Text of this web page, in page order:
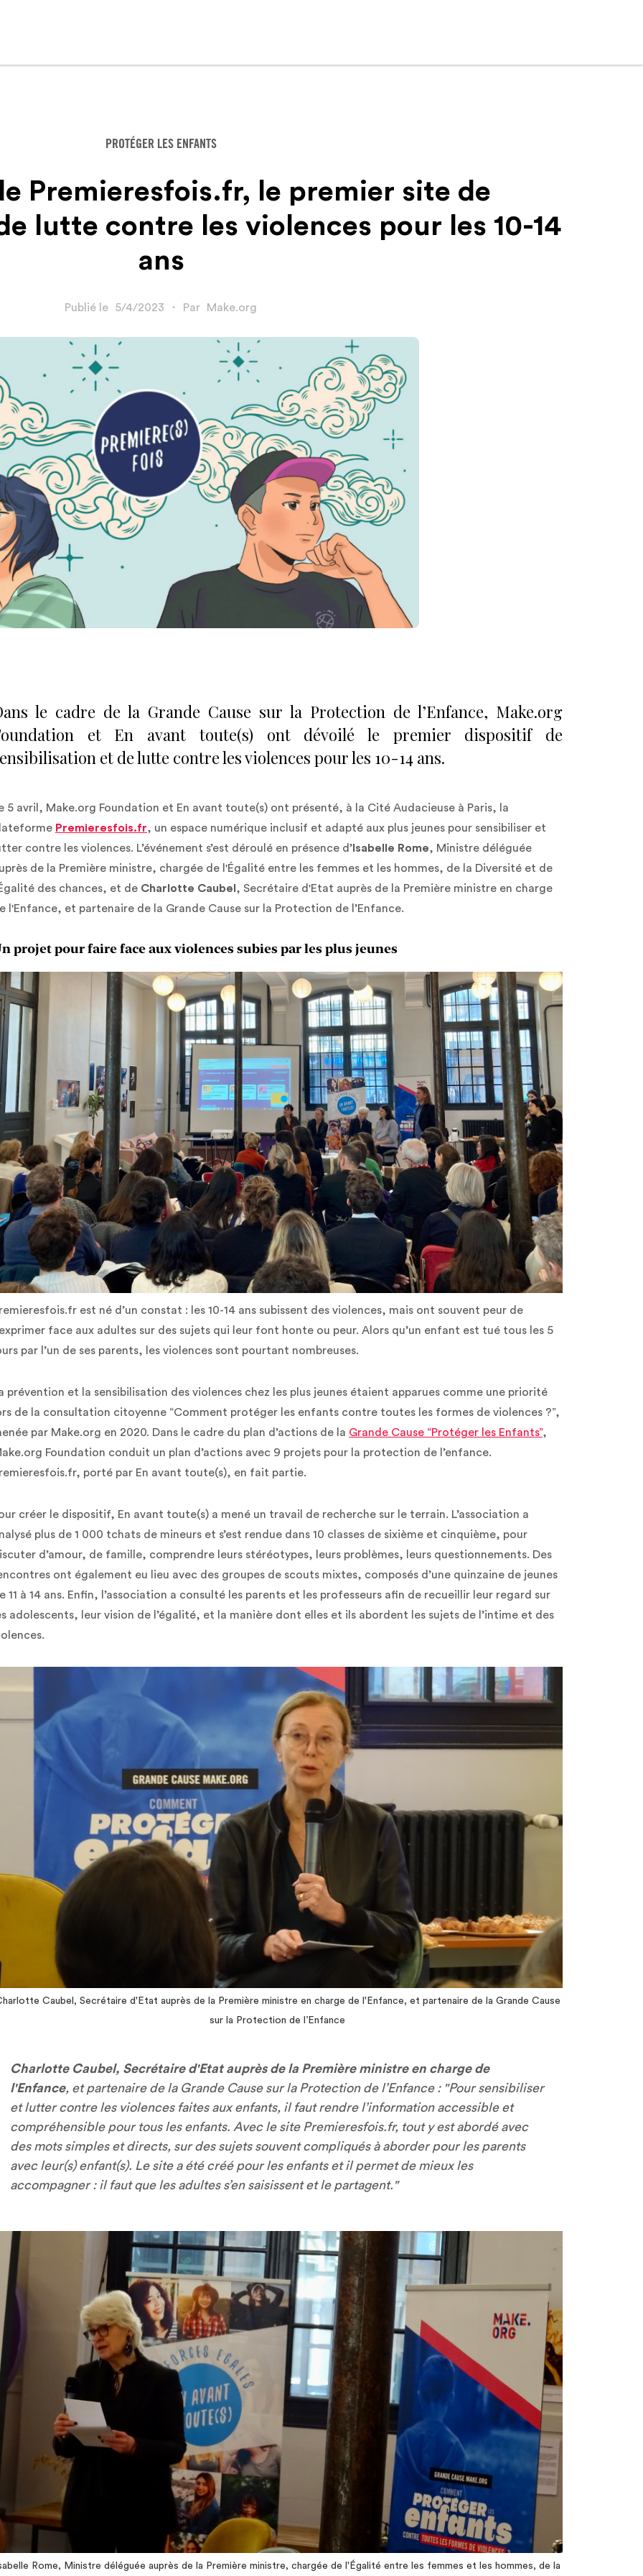
PROTÉGER LES ENFANTS
Premieresfois.fr, le premier site de
lutte contre les violences pour les 10-14
ans
Publié le 5/4/2023 ・ Par Make.org
le cadre de la Grande Cause sur la Protection de l’Enfance, Make.org
et En avant toute(s) ont dévoilé le premier dispositif de
et de lutte contre les violences pour les 10-14 ans.
5 avril, Make.org Foundation et En avant toute(s) ont présenté, à la Cité Audacieuse à Paris, la
Premieresfois.fr, un espace numérique inclusif et adapté aux plus jeunes pour sensibiliser et
contre les violences. L’événement s’est déroulé en présence d’ Isabelle Rome, Ministre déléguée
de la Première ministre, chargée de l'Égalité entre les femmes et les hommes, de la Diversité et de
des chances, et de Charlotte Caubel , Secrétaire d'Etat auprès de la Première ministre en charge
l'Enfance, et partenaire de la Grande Cause sur la Protection de l’Enfance.
projet pour faire face aux violences subies par les plus jeunes
est né d’un constat : les 10-14 ans subissent des violences, mais ont souvent peur de
face aux adultes sur des sujets qui leur font honte ou peur. Alors qu’un enfant est tué tous les 5
par l’un de ses parents, les violences sont pourtant nombreuses.
prévention et la sensibilisation des violences chez les plus jeunes étaient apparues comme une priorité
de la consultation citoyenne “Comment protéger les enfants contre toutes les formes de violences ?”,
par Make.org en 2020. Dans le cadre du plan d’actions de la Grande Cause “Protéger les Enfants”,
Foundation conduit un plan d’actions avec 9 projets pour la protection de l’enfance.
porté par En avant toute(s), en fait partie.
créer le dispositif, En avant toute(s) a mené un travail de recherche sur le terrain. L’association a
plus de 1 000 tchats de mineurs et s’est rendue dans 10 classes de sixième et cinquième, pour
d’amour, de famille, comprendre leurs stéréotypes, leurs problèmes, leurs questionnements. Des
ont également eu lieu avec des groupes de scouts mixtes, composés d’une quinzaine de jeunes
11 à 14 ans. Enfin, l’association a consulté les parents et les professeurs afin de recueillir leur regard sur
adolescents, leur vision de l’égalité, et la manière dont elles et ils abordent les sujets de l’intime et des
Caubel, Secrétaire d'Etat auprès de la Première ministre en charge de l'Enfance, et partenaire de la Grande Cause
sur la Protection de l’Enfance
Charlotte Caubel, Secrétaire d'Etat auprès de la Première ministre en charge de
l'Enfance, et partenaire de la Grande Cause sur la Protection de l’Enfance : "Pour sensibiliser
et lutter contre les violences faites aux enfants, il faut rendre l’information accessible et
compréhensible pour tous les enfants. Avec le site Premieresfois.fr, tout y est abordé avec
des mots simples et directs, sur des sujets souvent compliqués à aborder pour les parents
avec leur(s) enfant(s). Le site a été créé pour les enfants et il permet de mieux les
accompagner : il faut que les adultes s’en saisissent et le partagent. "
Rome, Ministre déléguée auprès de la Première ministre, chargée de l'Égalité entre les femmes et les hommes, de la